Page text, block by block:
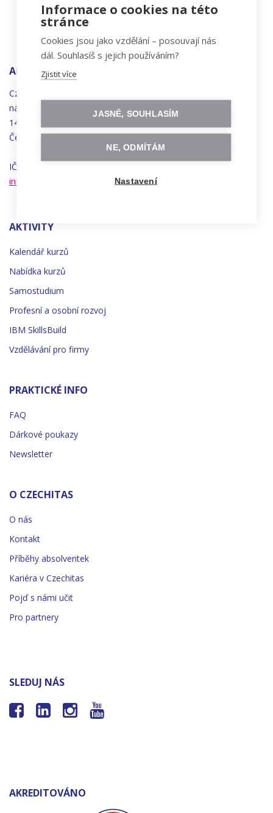
ADRESA
Czechitas, z.ú.
náměstí
Synků 1748/17
140 00 Praha 4 - Nusle
Česká republika
IČO 22834958 | DIČ CZ22834958
info@czechitas.cz
AKTIVITY
Kalendář kurzů
Nabídka kurzů
Samostudium
Profesní a osobní rozvoj
IBM SkillsBuild
Vzdělávání pro firmy
PRAKTICKÉ INFO
FAQ
Dárkové poukazy
Newsletter
O CZECHITAS
O nás
Kontakt
Příběhy absolventek
Kariéra v Czechitas
Pojď s námi učit
Pro partnery
SLEDUJ NÁS
   
AKREDITOVÁNO
Informace o cookies na této
stránce
Cookies jsou jako vzdělání – posouvají nás
dál. Souhlasíš s jejich používáním?
Zjistit více
JASNĚ, SOUHLASÍM
NE, ODMÍTÁM
Nastavení